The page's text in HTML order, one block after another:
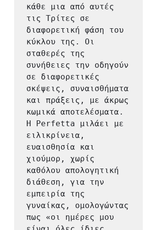
κάθε μια από αυτές
τις Τρίτες σε
διαφορετική φάση του
κύκλου της. Οι
σταθερές της
συνήθειες την οδηγούν
σε διαφορετικές
σκέψεις, συναισθήματα
και πράξεις, με άκρως
κωμικά αποτελέσματα.
Η Perfetta μιλάει με
ειλικρίνεια,
ευαισθησία και
χιούμορ, χωρίς
καθόλου απολογητική
διάθεση, για την
εμπειρία της
γυναίκας, ομολογώντας
πως «οι ημέρες μου